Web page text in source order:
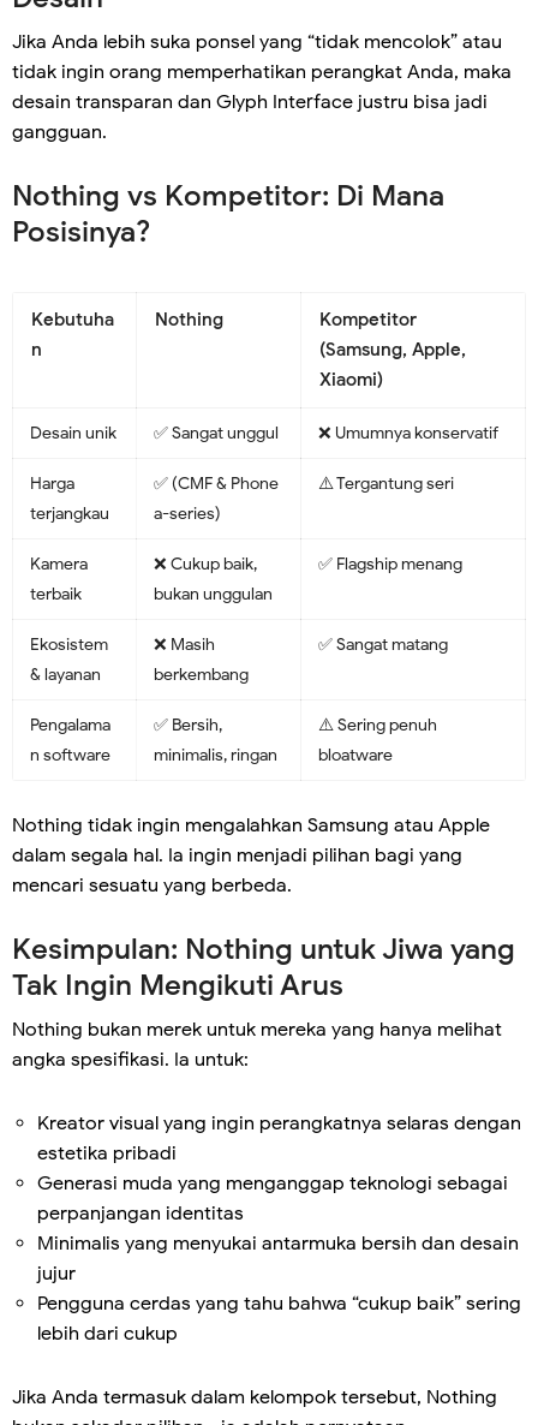
Jika Anda lebih suka ponsel yang “tidak mencolok” atau
tidak ingin orang memperhatikan perangkat Anda, maka
desain transparan dan Glyph Interface justru bisa jadi
gangguan.
Nothing vs Kompetitor: Di Mana
Posisinya?
Kebutuha
n
Nothing
Kompetitor
(Samsung, Apple,
Xiaomi)
Desain unik ✅ Sangat unggul ❌ Umumnya konservatif
Harga
terjangkau
✅ (CMF & Phone
a-series)
⚠️ Tergantung seri
Kamera
terbaik
❌ Cukup baik,
bukan unggulan
✅ Flagship menang
Ekosistem
& layanan
❌ Masih
berkembang
✅ Sangat matang
Pengalama
n software
✅ Bersih,
minimalis, ringan
⚠️ Sering penuh
bloatware
Nothing tidak ingin mengalahkan Samsung atau Apple
dalam segala hal. Ia ingin menjadi pilihan bagi yang
mencari sesuatu yang berbeda.
Kesimpulan: Nothing untuk Jiwa yang
Tak Ingin Mengikuti Arus
Nothing bukan merek untuk mereka yang hanya melihat
angka spesifikasi. Ia untuk:
Kreator visual yang ingin perangkatnya selaras dengan
estetika pribadi
Generasi muda yang menganggap teknologi sebagai
perpanjangan identitas
Minimalis yang menyukai antarmuka bersih dan desain
jujur
Pengguna cerdas yang tahu bahwa “cukup baik” sering
lebih dari cukup
Jika Anda termasuk dalam kelompok tersebut, Nothing